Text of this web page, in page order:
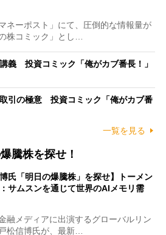
ネーポスト」にて、圧倒的な情報量が
株コミック」とし…
義 投資コミック「俺がカブ番長！」
引の極意 投資コミック「俺がカブ番
一覧を見る
騰株を探せ！
博氏「明日の爆騰株」を探せ】トーメン
サムスンを通じて世界のAIメモリ需
融メディアに出演するグローバルリン
松信博氏が、最新…